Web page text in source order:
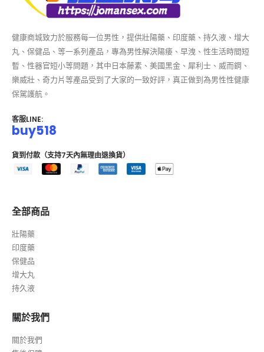
健康商城致力於服務每一位男性，提供壯陽藥、印度藥、持久液、增大
丸、保健品、等一系列產品，專為男性解決陽痿、早洩、性生活時間短
暫、性器官短小等問題，其中日本藤素、美國黑金、犀利士、威而鋼、
樂威壯、奇力片等產品受到了大家的一致好評，真正做到為男性性健康
保駕護航。
客服LINE:
buy518
貨到付款（支持7天內無理由退換貨）
全部商品
壯陽藥
印度藥
保健品
增大丸
持久液
關於我們
關於我們